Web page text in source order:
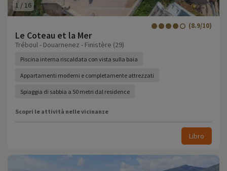
1 / 16
Le Coteau et la Mer
(8.9/10)
Tréboul - Douarnenez - Finistère (29)
Piscina interna riscaldata con vista sulla baia
Appartamenti moderni e completamente attrezzati
Spiaggia di sabbia a 50 metri dal residence
Scopri le attività nelle vicinanze
Libro